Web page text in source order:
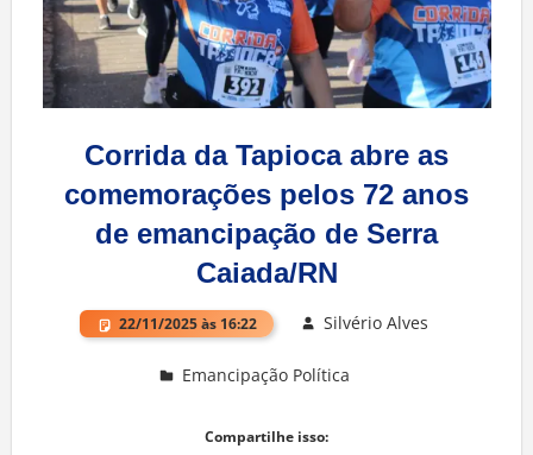
Corrida da Tapioca abre as
comemorações pelos 72 anos
de emancipação de Serra
Caiada/RN
22/11/2025 às 16:22 Silvério Alves
Emancipação Política
Compartilhe isso: